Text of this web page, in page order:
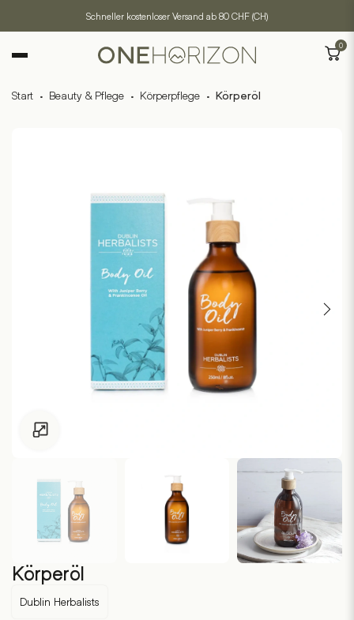
Schneller kostenloser Versand ab 80 CHF (CH)
0
Start · Beauty & Pflege · Körperpflege · Körperöl
Körperöl
Dublin Herbalists